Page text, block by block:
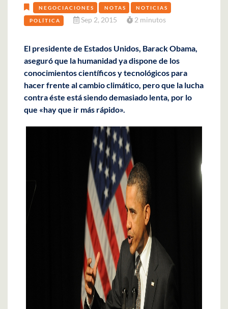
NEGOCIACIONES NOTAS NOTICIAS
POLÍTICA Sep 2, 2015 2 minutos
El presidente de Estados Unidos, Barack Obama,
aseguró que la humanidad ya dispone de los
conocimientos científicos y tecnológicos para
hacer frente al cambio climático, pero que la lucha
contra éste está siendo demasiado lenta, por lo
que «hay que ir más rápido».